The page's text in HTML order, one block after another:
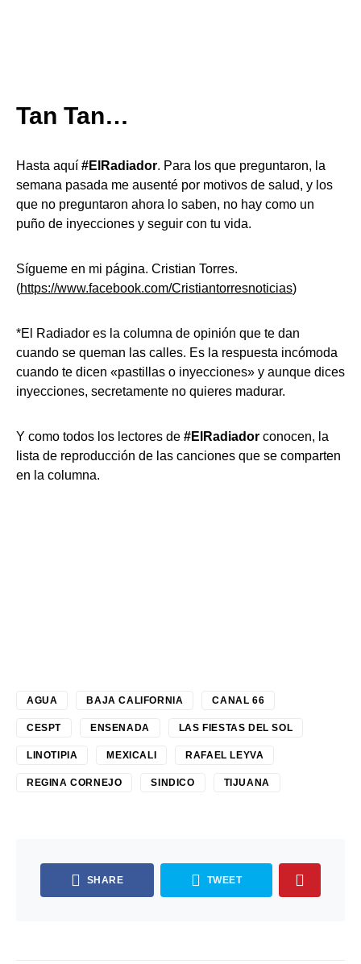
Tan Tan…
Hasta aquí #ElRadiador. Para los que preguntaron, la
semana pasada me ausenté por motivos de salud, y los
que no preguntaron ahora lo saben, no hay como un
puño de inyecciones y seguir con tu vida.
Sígueme en mi página. Cristian Torres.
(https://www.facebook.com/Cristiantorresnoticias)
*El Radiador es la columna de opinión que te dan
cuando se queman las calles. Es la respuesta incómoda
cuando te dicen «pastillas o inyecciones» y aunque dices
inyecciones, secretamente no quieres madurar.
Y como todos los lectores de #ElRadiador conocen, la
lista de reproducción de las canciones que se comparten
en la columna.
AGUA BAJA CALIFORNIA CANAL 66
CESPT ENSENADA LAS FIESTAS DEL SOL
LINOTIPIA MEXICALI RAFAEL LEYVA
REGINA CORNEJO SINDICO TIJUANA
SHARE TWEET